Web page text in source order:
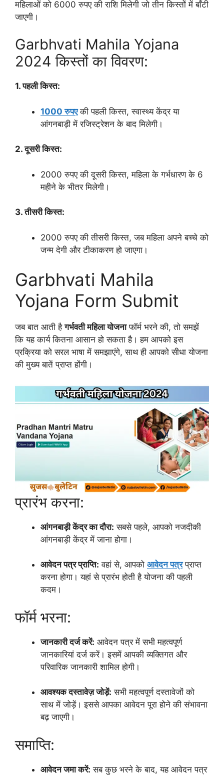
महिलाओं को 6000 रुपए की राशि मिलेगी जो तीन किस्तों में बाँटी
जाएगी।
Garbhvati Mahila Yojana
2024 किस्तों का विवरण:
1. पहली किस्त:
1000 रुपएकी पहली किस्त, स्वास्थ्य केंद्र या
आंगनबाड़ी में रजिस्ट्रेशन के बाद मिलेगी।
2. दूसरी किस्त:
2000 रुपए की दूसरी किस्त, महिला के गर्भधारण के 6
महीने के भीतर मिलेगी।
3. तीसरी किस्त:
2000 रुपए की तीसरी किस्त, जब महिला अपने बच्चे को
जन्म देगी और टीकाकरण हो जाएगा।
Garbhvati Mahila
Yojana Form Submit
जब बात आती हैगर्भवती महिला योजनाफॉर्म भरने की, तो समझें
कि यह कार्य कितना आसान हो सकता है। हम आपको इस
प्रक्रिया को सरल भाषा में समझाएंगे, साथ ही आपको सीधा योजना
की मुख्य बातें प्राप्त होंगी।
प्रारंभ करना:
आंगनबाड़ी केंद्र का दौरा: सबसे पहले, आपको नजदीकी
आंगनबाड़ी केंद्र में जाना होगा।
आवेदन पत्र प्राप्ति: वहां से, आपको आवेदन पत्रप्राप्त
करना होगा। यहां से प्रारंभ होती है योजना की पहली
कदम।
फॉर्म भरना:
जानकारी दर्ज करें: आवेदन पत्र में सभी महत्वपूर्ण
जानकारियां दर्ज करें। इसमें आपकी व्यक्तिगत और
परिवारिक जानकारी शामिल होगी।
आवश्यक दस्तावेज़ जोड़ें: सभी महत्वपूर्ण दस्तावेजों को
साथ में जोड़ें। इससे आपका आवेदन पूरा होने की संभावना
बढ़ जाएगी।
समाप्ति:
आवेदन जमा करें: सब कुछ भरने के बाद, यह आवेदन पत्र